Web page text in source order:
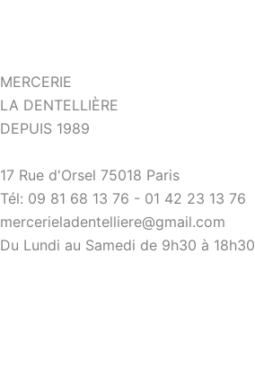
MERCERIE
LA DENTELLIÈRE
DEPUIS 1989
17 Rue d'Orsel 75018 Paris
Tél: 09 81 68 13 76 - 01 42 23 13 76
mercerieladentelliere@gmail.com
Du Lundi au Samedi de 9h30 à 18h30